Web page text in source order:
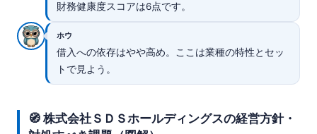
財務健康度スコアは6点です。
ホウ
借入への依存はやや高め。ここは業種の特性とセッ
トで見よう。
🧭 株式会社ＳＤＳホールディングスの経営方針・